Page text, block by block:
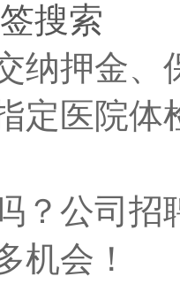
搜索
纳押金、
定医院
？公司招
机会！